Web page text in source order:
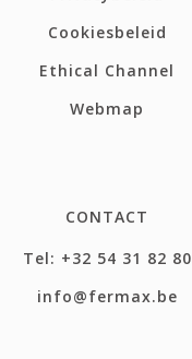
Cookiesbeleid
Ethical Channel
Webmap
CONTACT
Tel: +32 54 31 82 80
info@fermax.be